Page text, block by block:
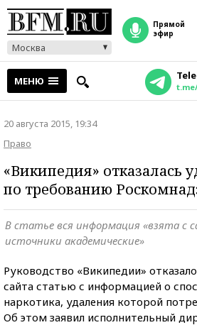
Москва
прямой
эфир
МЕНЮ
20 августа 2015, 19:34
Право
«Википедия» отказалась
по требованию
В статье вся информация «взята с
источники академические»
Руководство «Википедии»
сайта статью с информацией о
наркотика, удаления которой
Об этом заявил исполнительный